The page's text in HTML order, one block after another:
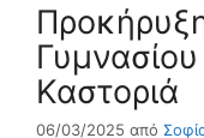
Καστοριά
06/03/2025 από